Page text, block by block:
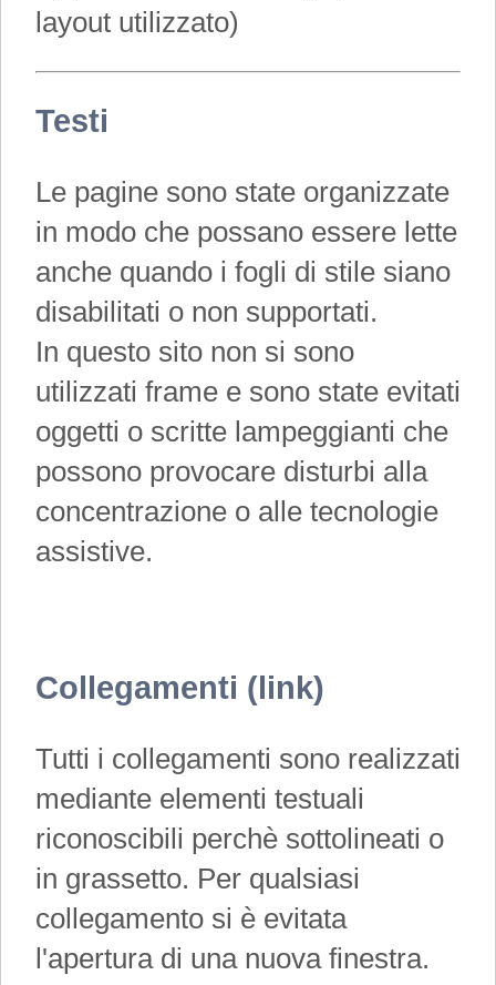
layout utilizzato)
Testi
Le pagine sono state organizzate
in modo che possano essere lette
anche quando i fogli di stile siano
disabilitati o non supportati.
In questo sito non si sono
utilizzati frame e sono state evitati
oggetti o scritte lampeggianti che
possono provocare disturbi alla
concentrazione o alle tecnologie
assistive.
Collegamenti (link)
Tutti i collegamenti sono realizzati
mediante elementi testuali
riconoscibili perchè sottolineati o
in grassetto. Per qualsiasi
collegamento si è evitata
l'apertura di una nuova finestra.